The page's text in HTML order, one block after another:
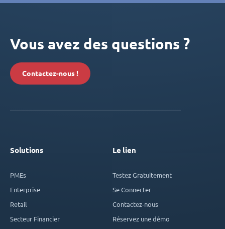
Vous avez des questions ?
Contactez-nous !
Solutions
PMEs
Enterprise
Retail
Secteur Financier
Le lien
Testez Gratuitement
Se Connecter
Contactez-nous
Réservez une démo